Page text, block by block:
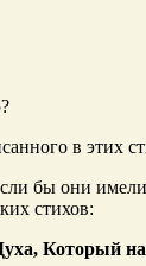
в этих
бы они
стихов:
Который на